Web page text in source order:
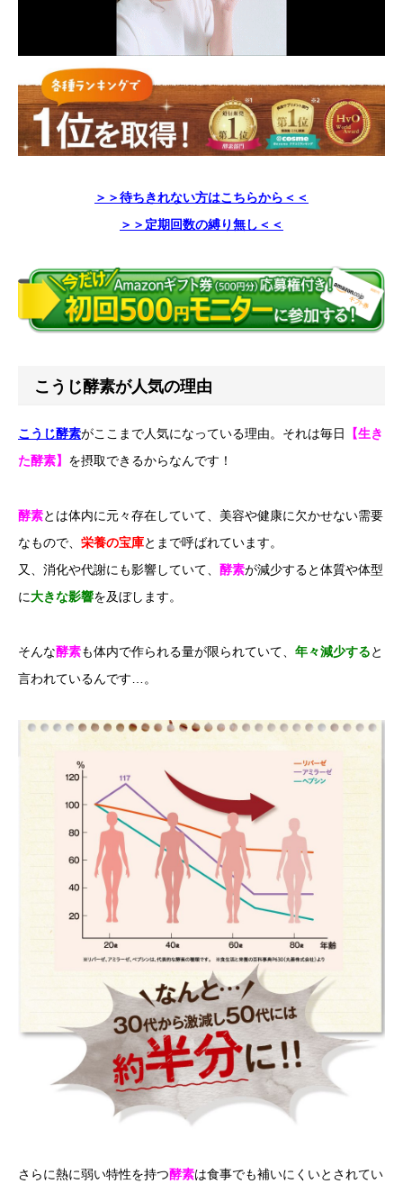
＞＞待ちきれない方はこちらから＜＜
＞＞定期回数の縛り無し＜＜
こうじ酵素が人気の理由
こうじ酵素がここまで人気になっている理由。それは毎日
【生き
た酵素】 を摂取できるからなんです！
酵素とは体内に元々存在していて、美容や健康に欠かせない需要
なもので、 栄養の宝庫とまで呼ばれています。
又、消化や代謝にも影響していて、 酵素が減少すると体質や体型
に大きな影響を及ぼします。
そんな酵素も体内で作られる量が限られていて、 年々減少すると
言われているんです…。
さらに熱に弱い特性を持つ酵素は食事でも補いにくいとされてい